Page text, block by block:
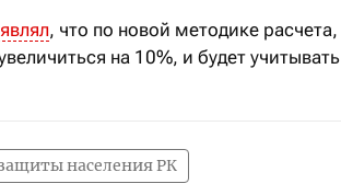
, что по новой методике расчета,
на 10%, и будет учитывать
населения РК